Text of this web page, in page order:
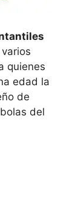
quienes
edad la
de
del